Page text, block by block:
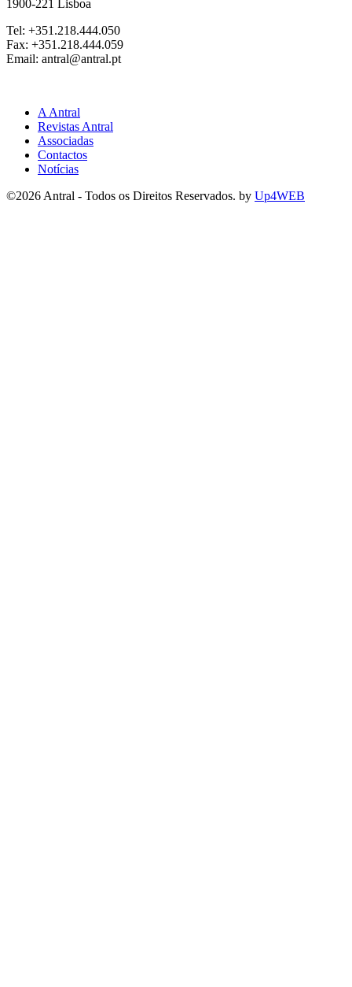
1900-221 Lisboa
Tel: +351.218.444.050
Fax: +351.218.444.059
Email: antral@antral.pt
A Antral
Revistas Antral
Associadas
Contactos
Notícias
©2026 Antral - Todos os Direitos Reservados. by Up4WEB